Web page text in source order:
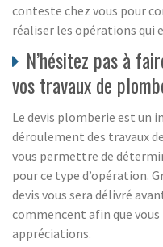
conteste chez vous pour
réaliser les opérations qui
N’hésitez pas à
vos travaux de
Le devis plomberie est un
déroulement des travaux
vous permettre de
pour ce type d’opération.
devis vous sera délivré
commencent afin que vous
appréciations.